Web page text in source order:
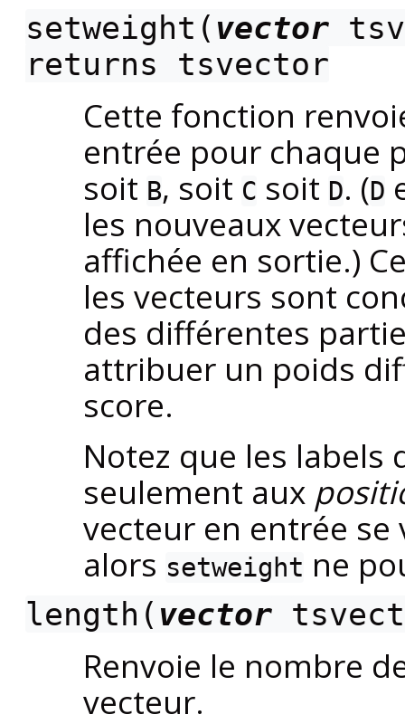
setweight( vector
returns tsvector
Cette fonction
entrée pour chaque
soit B, soit C soit D. (D
les nouveaux
affichée en sortie.)
les vecteurs sont
des différentes
attribuer un poids
score.
Notez que les
seulement aux
vecteur en entrée
alors setweight ne
length( vector
Renvoie le nombre
vecteur.